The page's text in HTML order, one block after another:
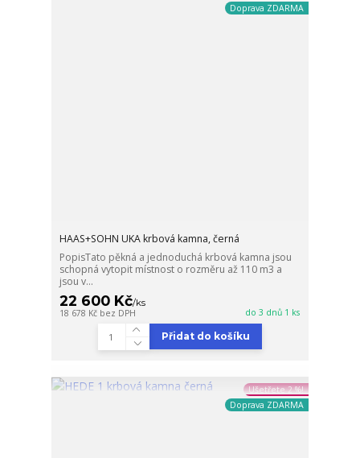
Doprava ZDARMA
HAAS+SOHN UKA krbová kamna, černá
PopisTato pěkná a jednoduchá krbová kamna jsou
schopná vytopit místnost o rozměru až 110 m3 a
jsou v...
22 600 Kč/ks
18 678 Kč bez DPH do 3 dnů 1 ks
Přidat do košíku
Ušetřete 2 %!
Doprava ZDARMA